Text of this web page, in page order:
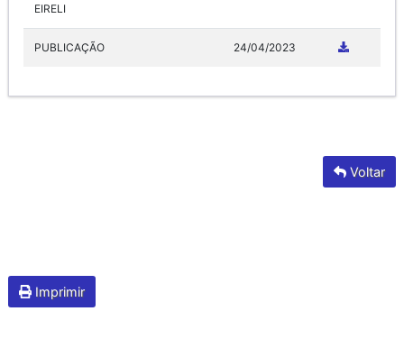
EIRELI
PUBLICAÇÃO 24/04/2023
Voltar
Imprimir